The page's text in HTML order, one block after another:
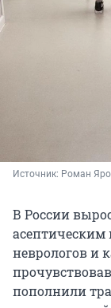
Источник: Роман
В России
асептическим
неврологов и
пополнили